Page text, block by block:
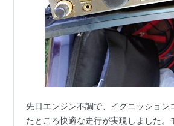
先日エンジン不調で、イグニッション
たところ快適な走行が実現しました。